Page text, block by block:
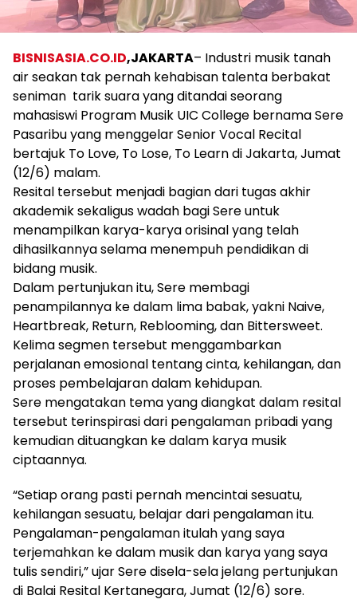
BISNISASIA.CO.ID,JAKARTA– Industri musik tanah
air seakan tak pernah kehabisan talenta berbakat
seniman tarik suara yang ditandai seorang
mahasiswi Program Musik UIC College bernama Sere
Pasaribu yang menggelar Senior Vocal Recital
bertajuk To Love, To Lose, To Learn di Jakarta, Jumat
(12/6) malam.
Resital tersebut menjadi bagian dari tugas akhir
akademik sekaligus wadah bagi Sere untuk
menampilkan karya-karya orisinal yang telah
dihasilkannya selama menempuh pendidikan di
bidang musik.
Dalam pertunjukan itu, Sere membagi
penampilannya ke dalam lima babak, yakni Naive,
Heartbreak, Return, Reblooming, dan Bittersweet.
Kelima segmen tersebut menggambarkan
perjalanan emosional tentang cinta, kehilangan, dan
proses pembelajaran dalam kehidupan.
Sere mengatakan tema yang diangkat dalam resital
tersebut terinspirasi dari pengalaman pribadi yang
kemudian dituangkan ke dalam karya musik
ciptaannya.
“Setiap orang pasti pernah mencintai sesuatu,
kehilangan sesuatu, belajar dari pengalaman itu.
Pengalaman-pengalaman itulah yang saya
terjemahkan ke dalam musik dan karya yang saya
tulis sendiri,” ujar Sere disela-sela jelang pertunjukan
di Balai Resital Kertanegara, Jumat (12/6) sore.